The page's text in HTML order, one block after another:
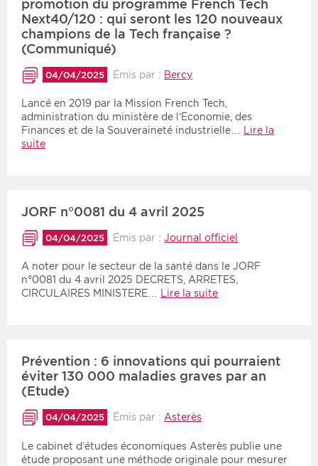
promotion du programme French Tech
Next40/120 : qui seront les 120 nouveaux
champions de la Tech française ?
(Communiqué)
04/04/2025 Émis par : Bercy
Lancé en 2019 par la Mission French Tech,
administration du ministère de l’Economie, des
Finances et de la Souveraineté industrielle…
Lire la
suite
JORF n°0081 du 4 avril 2025
04/04/2025 Émis par :Journal officiel
A noter pour le secteur de la santé dans le JORF
n°0081 du 4 avril 2025 DECRETS, ARRETES,
CIRCULAIRES MINISTERE… Lire la suite
Prévention : 6 innovations qui pourraient
éviter 130 000 maladies graves par an
(Etude)
04/04/2025 Émis par : Asterès
Le cabinet d’études économiques Asterès publie une
étude proposant une méthode originale pour mesurer